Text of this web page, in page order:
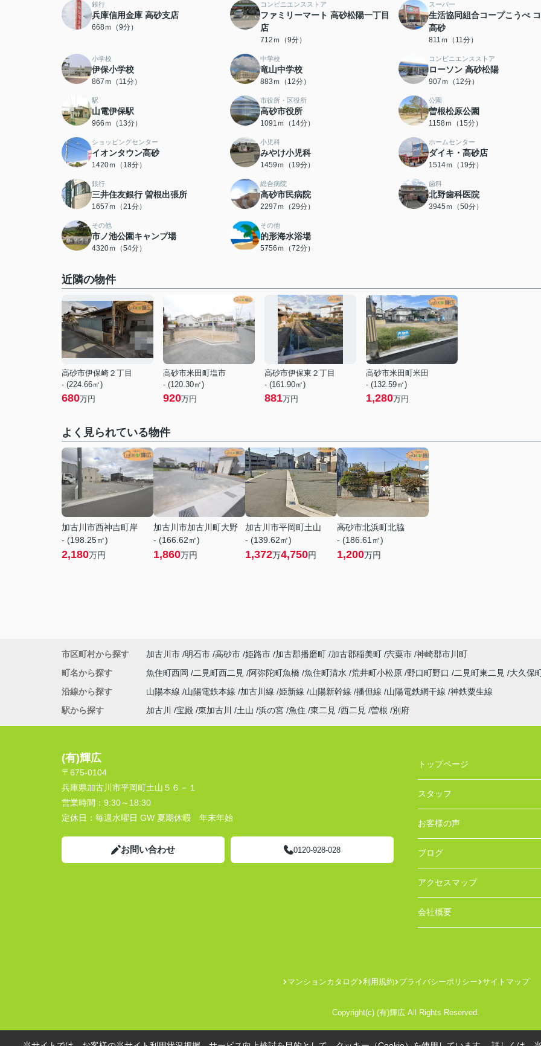
銀行
兵庫信用金庫 高砂支店
668ｍ（9分）
コンビニエンスストア
ファミリーマート 高砂松陽一丁目
店
712ｍ（9分）
スーパー
生活協同組合コープこうべ
高砂
811ｍ（11分）
小学校
伊保小学校
867ｍ（11分）
中学校
竜山中学校
883ｍ（12分）
コンビニエンスストア
ローソン 高砂松陽
907ｍ（12分）
駅
山電伊保駅
966ｍ（13分）
市役所・区役所
高砂市役所
1091ｍ（14分）
公園
曽根松原公園
1158ｍ（15分）
ショッピングセンター
イオンタウン高砂
1420ｍ（18分）
小児科
みやけ小児科
1459ｍ（19分）
ホームセンター
ダイキ・高砂店
1514ｍ（19分）
銀行
三井住友銀行 曽根出張所
1657ｍ（21分）
総合病院
高砂市民病院
2297ｍ（29分）
歯科
北野歯科医院
3945ｍ（50分）
その他
市ノ池公園キャンプ場
4320ｍ（54分）
その他
的形海水浴場
5756ｍ（72分）
近隣の物件
高砂市伊保崎２丁目
- (224.66㎡)
680万円
高砂市米田町塩市
- (120.30㎡)
920万円
高砂市伊保東２丁目
- (161.90㎡)
881万円
高砂市米田町米田
- (132.59㎡)
1,280万円
よく見られている物件
加古川市西神吉町岸
- (198.25㎡)
2,180万円
加古川市加古川町大野
- (166.62㎡)
1,860万円
加古川市平岡町土山
- (139.62㎡)
1,372万4,750円
高砂市北浜町北脇
- (186.61㎡)
1,200万円
市区町村から探す 加古川市 明石市 高砂市 姫路市 加古郡播磨町 加古郡稲美町 宍粟市 神崎郡市川町
町名から探す
魚住町西岡 二見町西二見 阿弥陀町魚橋 魚住町清水 荒井町小松原 野口町野口 二見町東二見
大久保
沿線から探す
山陽本線 山陽電鉄本線 加古川線 姫新線 山陽新幹線 播但線 山陽電鉄網干線 神鉄粟生線
駅から探す
加古川 宝殿 東加古川 土山 浜の宮 魚住 東二見 西二見 曽根 別府
(有)輝広
〒675-0104
兵庫県加古川市平岡町土山５６－１
営業時間： 9:30～18:30
定休日： 毎週水曜日 GW 夏期休暇 年末年始
お問い合わせ 0120-928-028
トップページ
スタッフ
お客様の声
ブログ
アクセスマップ
会社概要
マンションカタログ 利用規約 プライバシーポリシー サイトマップ
Copyright(c) (有)輝広 All Rights Reserved.